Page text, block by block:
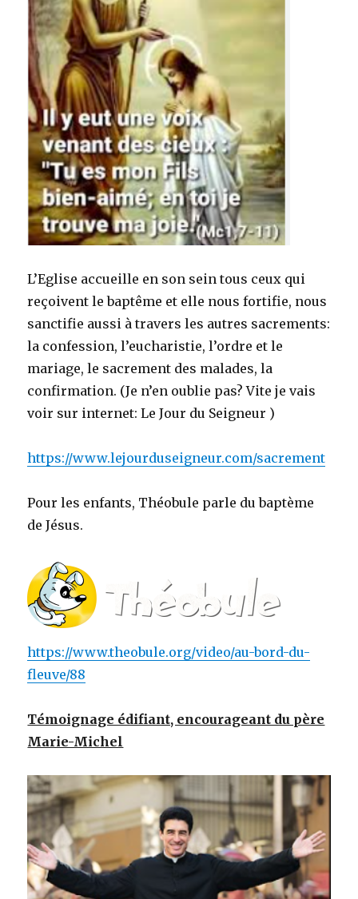
L’Eglise accueille en son sein tous ceux qui
reçoivent le baptême et elle nous fortifie, nous
sanctifie aussi à travers les autres sacrements:
la confession, l’eucharistie, l’ordre et le
mariage, le sacrement des malades, la
confirmation. (Je n’en oublie pas? Vite je vais
voir sur internet: Le Jour du Seigneur )
https://www.lejourduseigneur.com/sacrement
Pour les enfants, Théobule parle du baptème
de Jésus.
https://www.theobule.org/video/au-bord-du-
fleuve/88
Témoignage édifiant, encourageant du père
Marie-Michel